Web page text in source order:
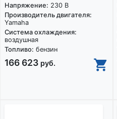
Напряжение: 230 В
Производитель двигателя:
Yamaha
Система охлаждения:
воздушная
Топливо: бензин
166 623 руб.